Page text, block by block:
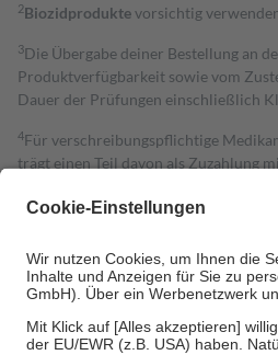
2Biozidproduktevorsichtig
3Die Übergabe deiner Bestellung an
Produktverfügbarkeit sowie vom
Dauer der Prüfungen einschließlich
4Für verschreibungspflichtige
trägt einen Teil davon als Zuzahlung
zu entrichten.
Bei Heilmitteln und häuslicher
Um das Engagement der
• Kindern und Jugendlichen bis zum
• Untersuchungen zur Vorsorge und
• empfohlenen Schutzimpfungen